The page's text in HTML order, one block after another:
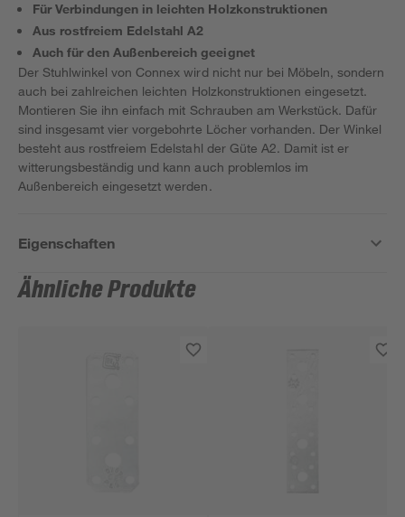
Für Verbindungen in leichten Holzkonstruktionen
Aus rostfreiem Edelstahl A2
Auch für den Außenbereich geeignet
Der Stuhlwinkel von Connex wird nicht nur bei Möbeln, sondern
auch bei zahlreichen leichten Holzkonstruktionen eingesetzt.
Montieren Sie ihn einfach mit Schrauben am Werkstück. Dafür
sind insgesamt vier vorgebohrte Löcher vorhanden. Der Winkel
besteht aus rostfreiem Edelstahl der Güte A2. Damit ist er
witterungsbeständig und kann auch problemlos im
Außenbereich eingesetzt werden.
Eigenschaften
Ähnliche Produkte